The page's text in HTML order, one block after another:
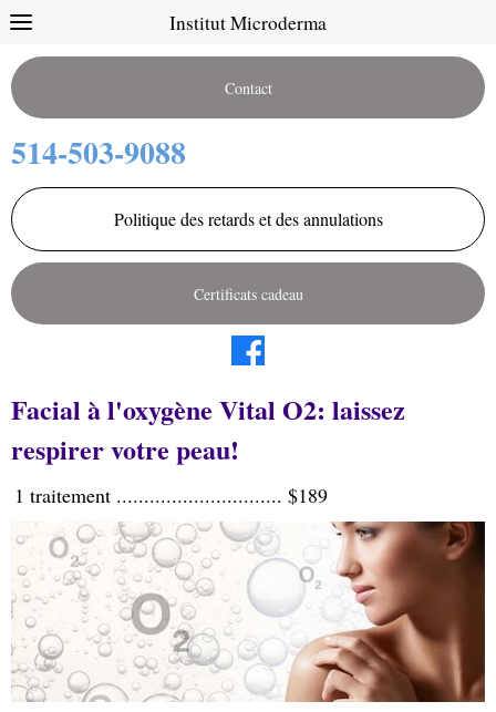
Institut Microderma
Contact
514-503-9088
Politique des retards et des annulations
Certificats cadeau
Facial à l'oxygène Vital O2: laissez
respirer votre peau!
1 traitement .............................. $189